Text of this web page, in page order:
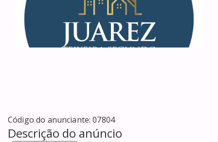
Código do anunciante:07804
Descrição do anúncio